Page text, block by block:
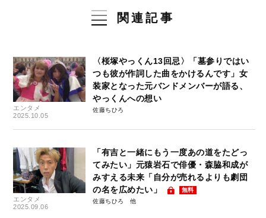
関連記事
エンタメ
2025.10.05
〈桜塚やっくん13回忌〉「墓参りではい
つも彼が作詞した曲をかけるんです」女
装家となった元バンドメンバーが語る、
やっくんへの想い
佐藤ちひろ
エンタメ
2025.09.06
「有吉と一緒にもう一度あの道をたどっ
てみたい」元猿岩石で俳優・森脇和成が
みすえる未来「自分が売れるよりも劇団
の名を広めたい」
無料
佐藤ちひろ